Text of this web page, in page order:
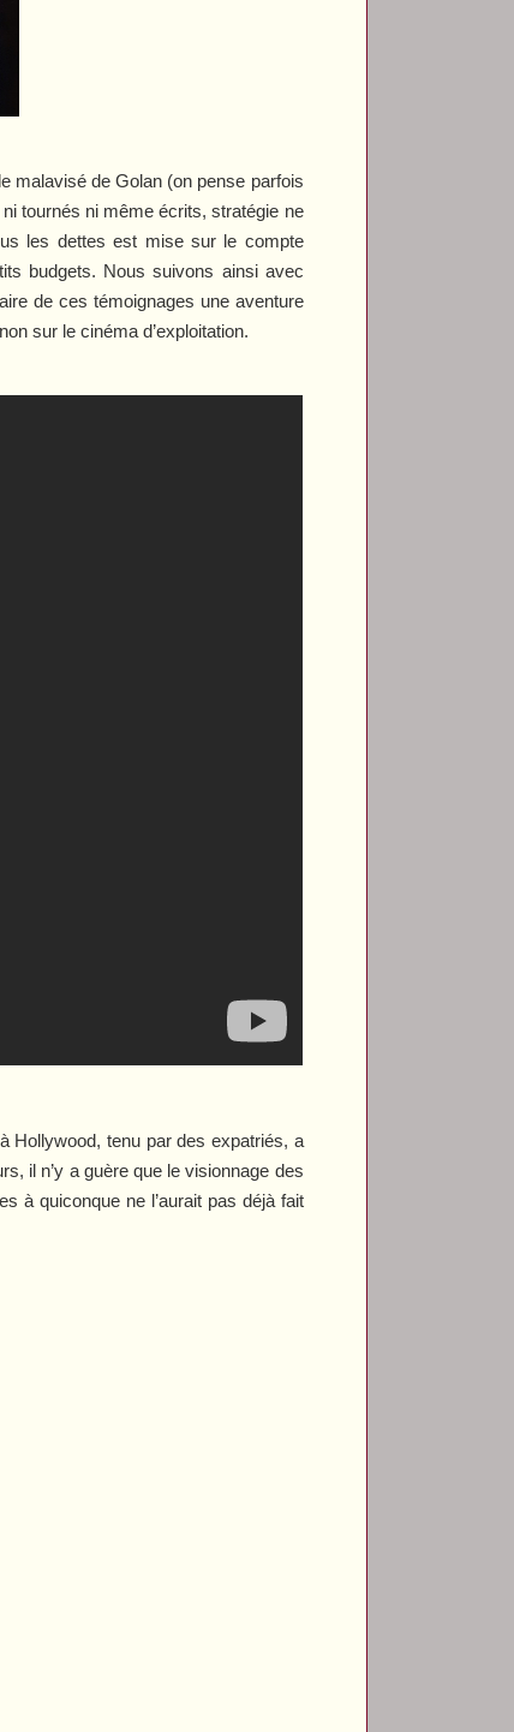
malavisé de Golan (on pense parfois
tournés ni même écrits, stratégie ne
les dettes est mise sur le compte
budgets. Nous suivons ainsi avec
de ces témoignages une aventure
sur le cinéma d’exploitation.
Hollywood, tenu par des expatriés, a
il n’y a guère que le visionnage des
à quiconque ne l’aurait pas déjà fait